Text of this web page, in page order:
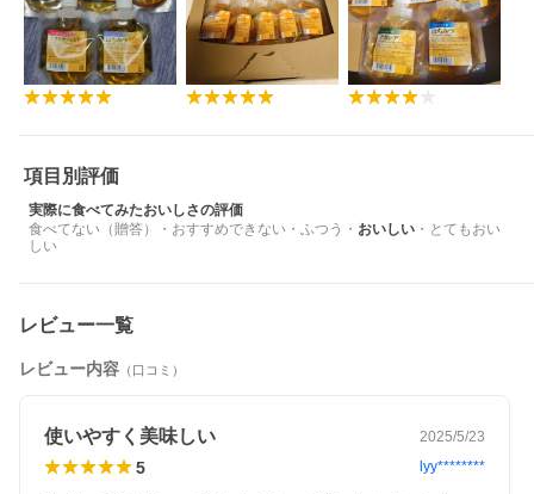
項目別評価
実際に食べてみたおいしさの評価
食べてない（贈答）
・ おすすめできない ・ ふつう ・ おいしい ・ とてもおい
しい
レビュー一覧
レビュー内容 （口コミ）
使いやすく美味しい 2025/5/23
5 lyy********